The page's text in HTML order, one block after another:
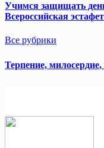
Учимся защищать
Всероссийская
Все рубрики
Терпение,